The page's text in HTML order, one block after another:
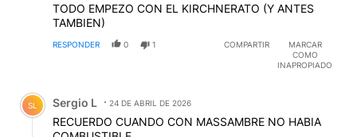
TODO EMPEZO CON EL KIRCHNERATO (Y ANTES
TAMBIEN)
RESPONDER 0 1 COMPARTIR
MARCAR
COMO
INAPROPIADO
Comentario de Sergio L.
SL Sergio L 24 DE ABRIL DE 2026
RECUERDO CUANDO CON MASSAMBRE NO HABIA